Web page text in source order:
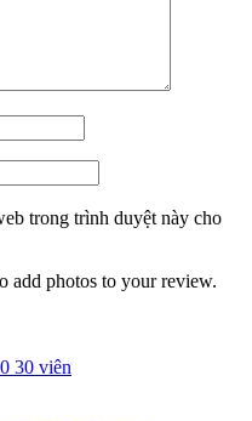
trong trình duyệt này cho
add photos to your review.